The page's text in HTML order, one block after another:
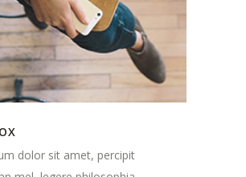
dolor sit amet, percipit